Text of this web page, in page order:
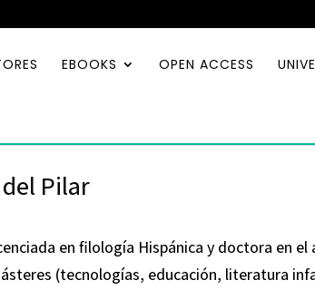
EBOOKS OPEN ACCESS
Pilar
en filología Hispánica y doctora en el
(tecnologías, educación, literatura